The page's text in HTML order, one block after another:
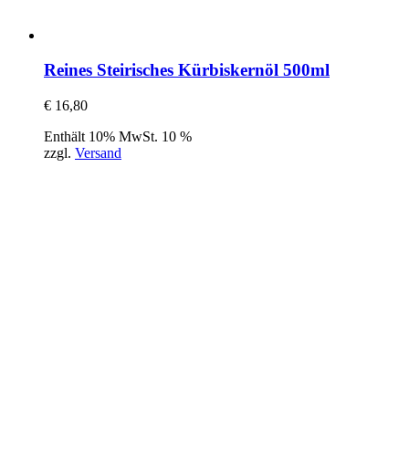
Reines Steirisches Kürbiskernöl 500ml
€ 16,80
Enthält 10% MwSt. 10 %
zzgl. Versand